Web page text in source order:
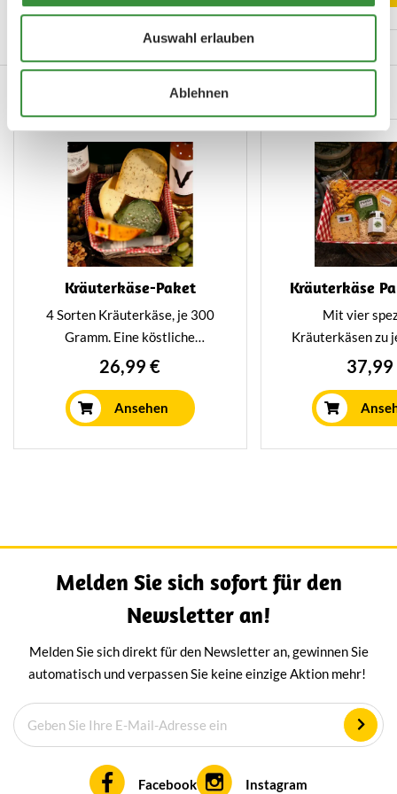
Auswahl erlauben
Ablehnen
Dadurch bekommt dieser Käse
oder
unvergessliches
250g Glas
Auch köstlich...
Kräuterkäse-Paket
4 Sorten Kräuterkäse, je 300
Gramm. Eine köstliche
Kombination aus verschiedenen
Käseplatte passen.
26,99 €
Ansehen
Kräuterkäse
Mit vier
Kräuterkäsen zu
drei
zum Rand
verschenken
Perfekt für alle
37,99
Melden Sie sich sofort für den
Newsletter an!
Melden Sie sich direkt für den Newsletter an, gewinnen Sie
automatisch und verpassen Sie keine einzige Aktion mehr!
Facebook Instagram